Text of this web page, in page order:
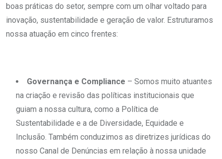
boas práticas do setor, sempre com um olhar voltado para
inovação, sustentabilidade e geração de valor. Estruturamos
nossa atuação em cinco frentes:
Governança e Compliance – Somos muito atuantes
na criação e revisão das políticas institucionais que
guiam a nossa cultura, como a Política de
Sustentabilidade e a de Diversidade, Equidade e
Inclusão. Também conduzimos as diretrizes jurídicas do
nosso Canal de Denúncias em relação à nossa unidade